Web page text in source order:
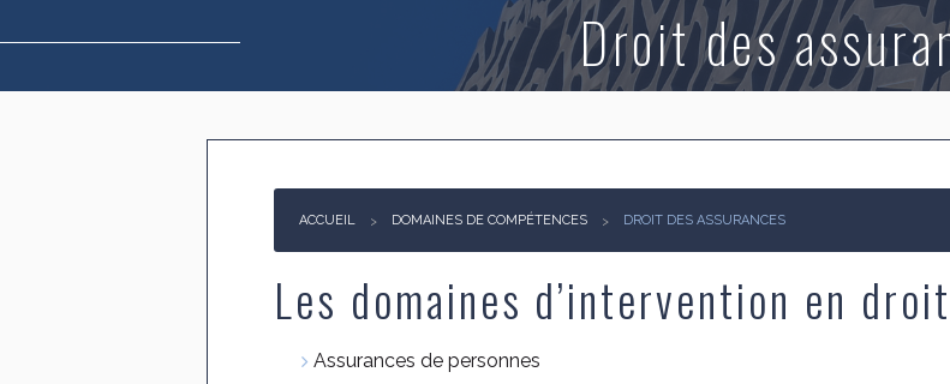
Droit des
ACCUEIL DOMAINES DE COMPÉTENCES DROIT DES ASSURANCES
Les domaines d’intervention en
Assurances de personnes